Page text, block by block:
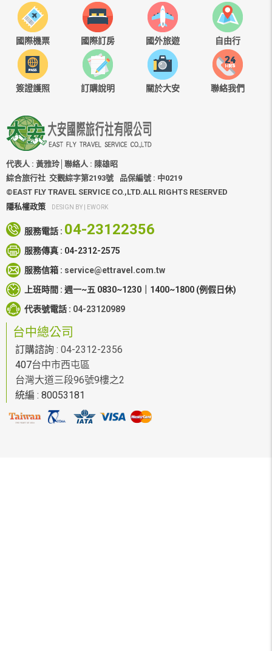
國際機票 國際訂房 國外旅遊 自由行
簽證護照 訂購說明 關於大安 聯絡我們
代表人 : 黃雅玲│聯絡人 : 陳雄昭
綜合旅行社 交觀綜字第2193號
品保編號 : 中0219
©EAST FLY TRAVEL SERVICE CO.,LTD.ALL RIGHTS RESERVED
隱私權政策
DESIGN BY | EWORK
服務電話 : 04-23122356
服務傳真 : 04-2312-2575
服務信箱 : service@ettravel.com.tw
上班時間 : 週一~五 0830~1230｜1400~1800 (例假日休)
代表號電話 : 04-23120989
台中總公司
訂購諮詢 : 04-2312-2356
407台中市西屯區
台灣大道三段96號9樓之2
統編 : 80053181